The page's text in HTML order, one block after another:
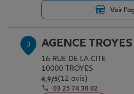
Assurance scolaire
Voir
3 AGENCE
16 RUE DE LA CITE
10000 TROYES
4,9/5Note de 4.9 sur 5
(12 avis)
03 25 74 30 02